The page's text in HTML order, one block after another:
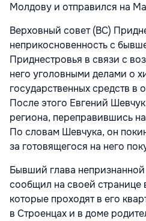
Молдову и отправился на
Верховный совет (ВС)
неприкосновенность с
Приднестровья в связи с
него уголовными делами о
государственных средств в
После этого Евгений
региона, переправившись
По словам Шевчука, он
за готовящегося на него
Бывший глава
сообщил на своей странице
которые проходят в его
в Строенцах и в доме